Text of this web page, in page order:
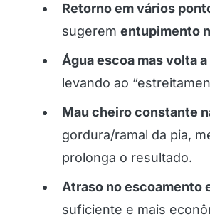
Retorno em vários
sugerem entupimento
Água escoa mas volta
levando ao
Mau cheiro constante
gordura/ramal da pia,
prolonga o resultado.
Atraso no escoamento
suficiente e mais